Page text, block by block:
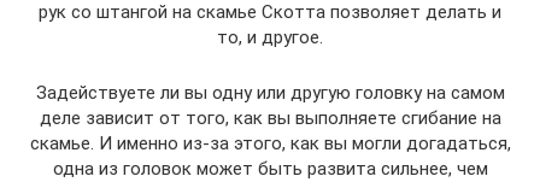
рук со штангой на скамье Скотта позволяет делать и
то, и другое.
Задействуете ли вы одну или другую головку на самом
деле зависит от того, как вы выполняете сгибание на
скамье. И именно из-за этого, как вы могли догадаться,
одна из головок может быть развита сильнее, чем